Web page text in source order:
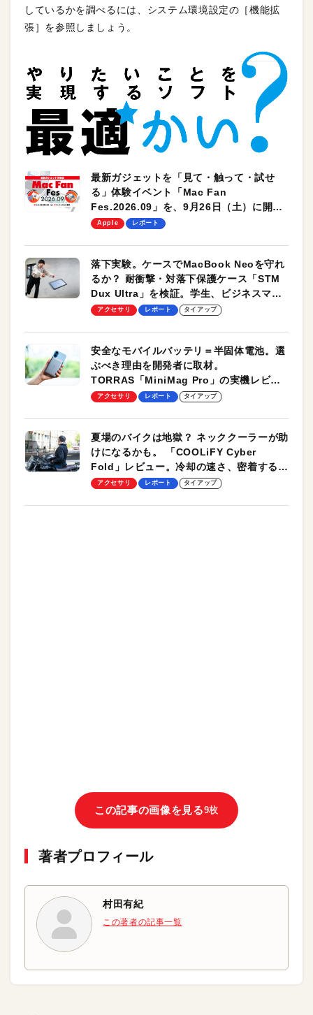
しているかを調べるには、システム環境設定の［機能拡
張］を参照しましょう。
最新ガジェットを「見て・触って・試せ
る」体験イベント「Mac Fan
Fes.2026.09」を、9月26日（土）に開催
します！
Apple レポート
落下実験。ケースでMacBook Neoを守れ
るか？ 耐衝撃・対落下保護ケース「STM
Dux Ultra」を検証。学生、ビジネスマン
のモバイルユースに最適！
アクセサリ レポート タイアップ
安全なモバイルバッテリ＝半固体電池。選
ぶべき理由を開発者に取材。
TORRAS「MiniMag Pro」の実機レビュ
ーも
アクセサリ レポート タイアップ
夏場のバイクは地獄？ ネッククーラーが助
けになるかも。 「COOLiFY Cyber
Fold」レビュー。冷却の速さ、密着する冷
却プレート、シンプルな操作性がグッド！
アクセサリ レポート タイアップ
この記事の画像を見る9枚
著者プロフィール
村田有紀
この著者の記事一覧